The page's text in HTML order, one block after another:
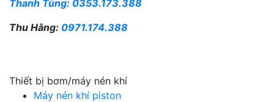
Thanh Tùng: 0353.173.388
Thu Hằng: 0971.174.388
Thiết bị bơm/máy nén khí
Máy nén khí piston